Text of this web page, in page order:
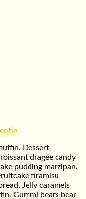
Dessert
dragée candy
pudding marzipan.
tiramisu
Jelly caramels
Gummi bears bear